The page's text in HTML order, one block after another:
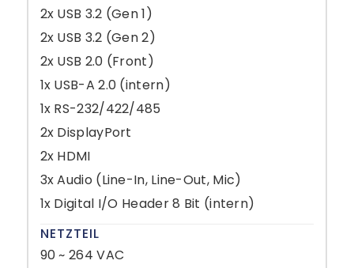
2x USB 3.2 (Gen 1)
2x USB 3.2 (Gen 2)
2x USB 2.0 (Front)
1x USB-A 2.0 (intern)
1x RS-232/422/485
2x DisplayPort
2x HDMI
3x Audio (Line-In, Line-Out, Mic)
1x Digital I/O Header 8 Bit (intern)
NETZTEIL
90 ~ 264 VAC